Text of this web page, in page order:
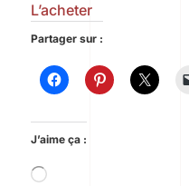
L’acheter
Partager sur :
J’aime ça :
Chargement…